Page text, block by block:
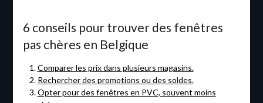
6 conseils pour trouver des fenêtres
pas chères en Belgique
Comparer les prix dans plusieurs magasins.
Rechercher des promotions ou des soldes.
Opter pour des fenêtres en PVC, souvent moins